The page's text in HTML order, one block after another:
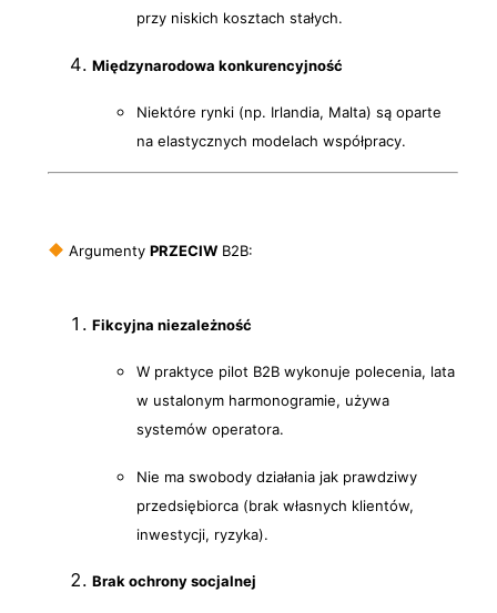
przy niskich kosztach stałych.
Międzynarodowa konkurencyjność
Niektóre rynki (np. Irlandia, Malta) są oparte
na elastycznych modelach współpracy.
Argumenty PRZECIWB2B:
Fikcyjna niezależność
W praktyce pilot B2B wykonuje polecenia, lata
w ustalonym harmonogramie, używa
systemów operatora.
Nie ma swobody działania jak prawdziwy
przedsiębiorca (brak własnych klientów,
inwestycji, ryzyka).
Brak ochrony socjalnej